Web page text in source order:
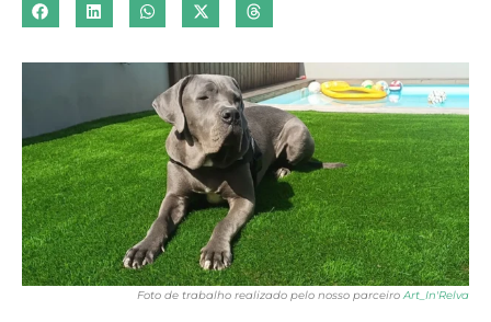
Foto de trabalho realizado pelo nosso parceiroArt_In'Relva